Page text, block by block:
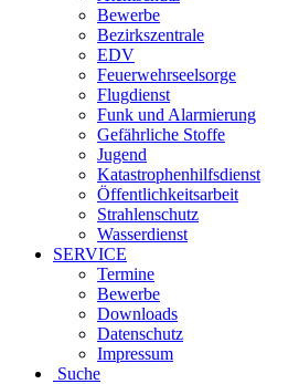
Bewerbe
Bezirkszentrale
EDV
Feuerwehrseelsorge
Flugdienst
Funk und Alarmierung
Gefährliche Stoffe
Jugend
Katastrophenhilfsdienst
Öffentlichkeitsarbeit
Strahlenschutz
Wasserdienst
SERVICE
Termine
Bewerbe
Downloads
Datenschutz
Impressum
Suche